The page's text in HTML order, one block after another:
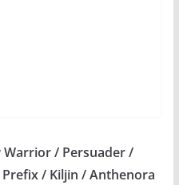
Warrior / Persuader /
/ Kiljin / Anthenora